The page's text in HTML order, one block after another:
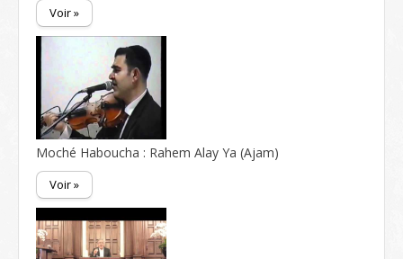
Voir »
Moché Haboucha : Rahem Alay Ya (Ajam)
Voir »